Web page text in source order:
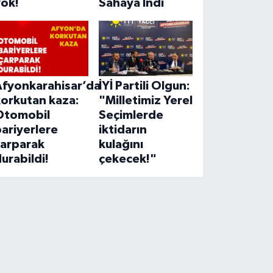
Sahaya İndi
kaza:
İYİ Partili Olgun:
"Milletimiz Yerel
Seçimlerde
iktidarın
kulağını
çekecek!"